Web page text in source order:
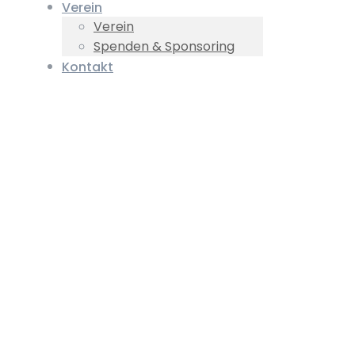
Verein
Verein
Spenden & Sponsoring
Kontakt